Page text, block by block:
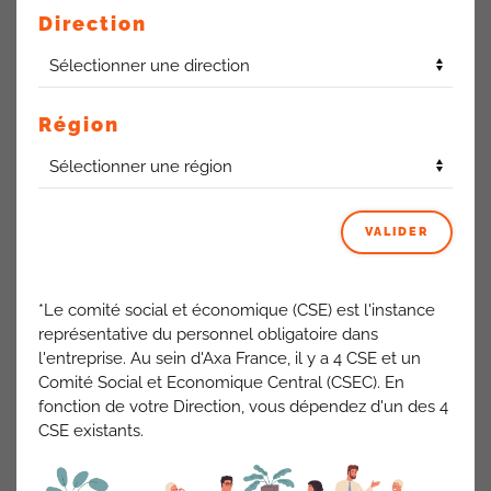
Parking
désistements
Vous avez dit Bormes électriques?
une borne Arcade sera installée début juillet
Mitel
La Cfdt signale:
sur l’espace du Mitel (aucune sortie d’air au
niveau du plafond)
Comment le rafraichisseur d’air peut-il fonctionner dans cet
espace ? Cela va être fait.
ACTUALITÉS AXA FRANCE
Direction
Région
VALIDER
*Le comité social et économique (CSE) est l'instance
représentative du personnel obligatoire dans
l'entreprise. Au sein d'Axa France, il y a 4 CSE et un
Comité Social et Economique Central (CSEC). En
fonction de votre Direction, vous dépendez d'un des 4
CSE existants.